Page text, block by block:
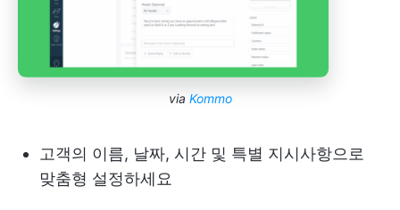
via Kommo
고객의 이름, 날짜, 시간 및 특별 지시사항으로
맞춤형 설정하세요